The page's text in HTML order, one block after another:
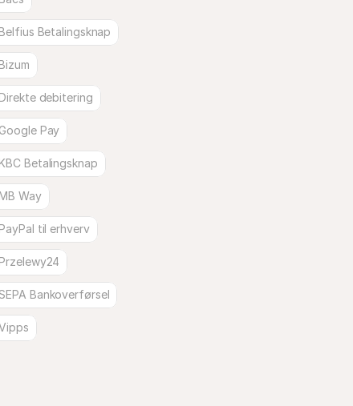
Belfius Betalingsknap
Bizum
Direkte debitering
Google Pay
KBC Betalingsknap
MB Way
PayPal til erhverv
Przelewy24
SEPA Bankoverførsel